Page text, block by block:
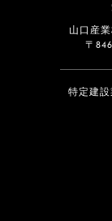
山口産
〒
特定建